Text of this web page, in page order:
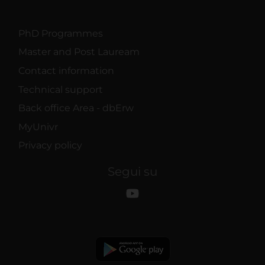
PhD Programmes
Master and Post Lauream
Contact information
Technical support
Back office Area - dbErw
MyUnivr
Privacy policy
Segui su